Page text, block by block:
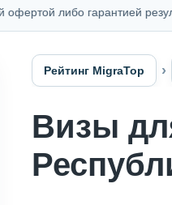
либо гарантией результата.
Рейтинг MigraTop
Визы